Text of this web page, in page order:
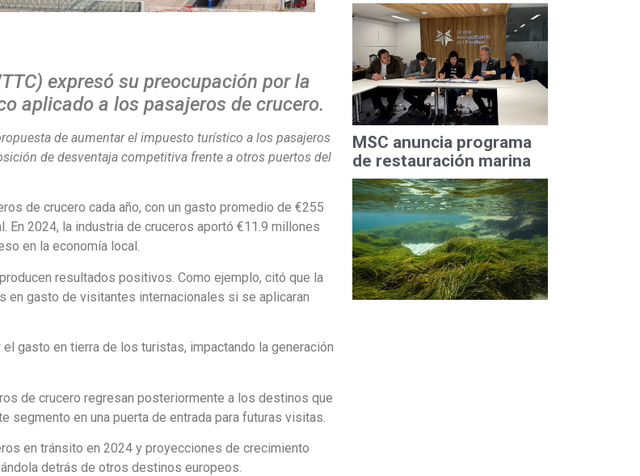
expresó su preocupación por la
aplicado a los pasajeros de crucero.
de aumentar el impuesto turístico a los pasajeros
de desventaja competitiva frente a otros puertos del
de crucero cada año, con un gasto promedio de €255
2024, la industria de cruceros aportó €11.9 millones
en la economía local.
resultados positivos. Como ejemplo, citó que la
en gasto de visitantes internacionales si se aplicaran
gasto en tierra de los turistas, impactando la generación
de crucero regresan posteriormente a los destinos que
segmento en una puerta de entrada para futuras visitas.
en tránsito en 2024 y proyecciones de crecimiento
detrás de otros destinos europeos.
MSC anuncia programa
de restauración marina